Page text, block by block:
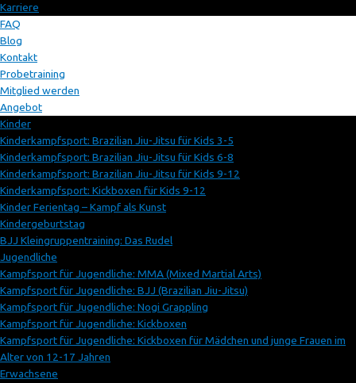
Karriere
FAQ
Blog
Kontakt
Probetraining
Mitglied werden
Angebot
Kinder
Kinderkampfsport: Brazilian Jiu-Jitsu für Kids 3-5
Kinderkampfsport: Brazilian Jiu-Jitsu für Kids 6-8
Kinderkampfsport: Brazilian Jiu-Jitsu für Kids 9-12
Kinderkampfsport: Kickboxen für Kids 9-12
Kinder Ferientag – Kampf als Kunst
Kindergeburtstag
BJJ Kleingruppentraining: Das Rudel
Jugendliche
Kampfsport für Jugendliche: MMA (Mixed Martial Arts)
Kampfsport für Jugendliche: BJJ (Brazilian Jiu-Jitsu)
Kampfsport für Jugendliche: Nogi Grappling
Kampfsport für Jugendliche: Kickboxen
Kampfsport für Jugendliche: Kickboxen für Mädchen und junge Frauen im
Alter von 12-17 Jahren
Erwachsene